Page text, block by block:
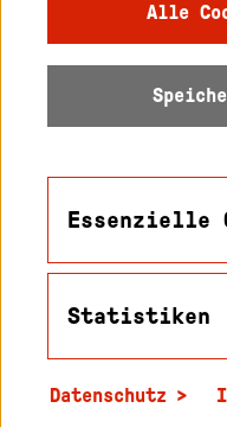
© 2026 Hochschule
Alle
Essenzielle
in2cookiemodal-
Statistiken
Datenschutz